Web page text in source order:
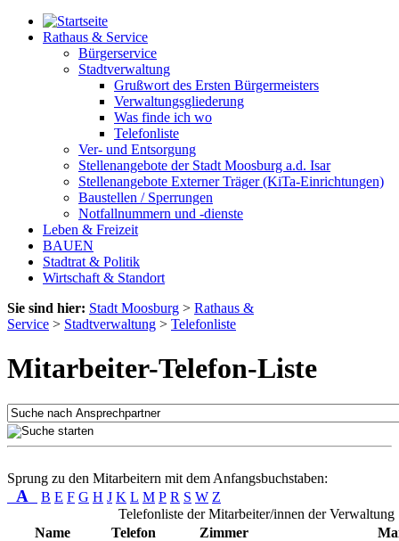
Rathaus & Service
Bürgerservice
Stadtverwaltung
Grußwort des Ersten Bürgermeisters
Verwaltungsgliederung
Was finde ich wo
Telefonliste
Ver- und Entsorgung
Stellenangebote der Stadt Moosburg a.d. Isar
Stellenangebote Externer Träger (KiTa-Einrichtungen)
Baustellen / Sperrungen
Notfallnummern und -dienste
Leben & Freizeit
BAUEN
Stadtrat & Politik
Wirtschaft & Standort
Sie sind hier: Stadt Moosburg > Rathaus &
Service > Stadtverwaltung > Telefonliste
Mitarbeiter-Telefon-Liste
Sprung zu den Mitarbeitern mit dem Anfangsbuchstaben:
A B E F G H J K L M P R S W Z
Telefonliste der Mitarbeiter/innen der Verwaltung
Name
Telefon Zimmer